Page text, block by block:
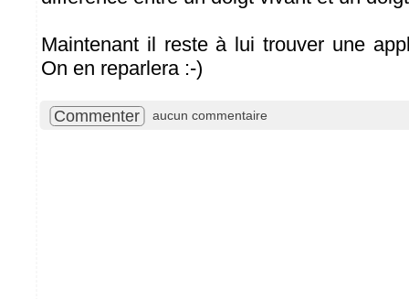
Maintenant il reste à lui trouver une
On en reparlera :-)
Commenter aucun commentaire